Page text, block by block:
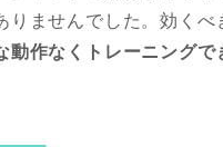
りませんでした。効くべ
動作なくトレーニングで